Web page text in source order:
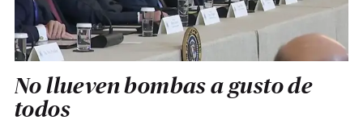
No llueven bombas a gusto de
todos